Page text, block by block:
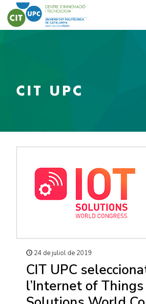
CIT UPC
24 de juliol de 2019
CIT UPC
l’Internet of Things